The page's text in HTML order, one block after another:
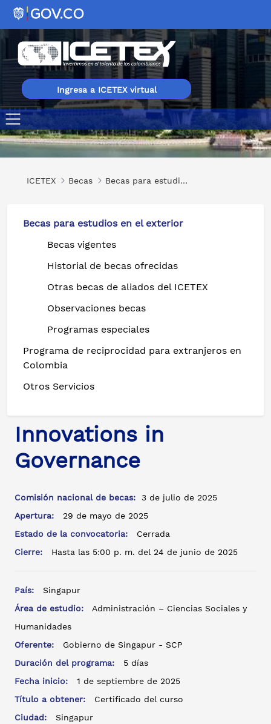
Ingresa a ICETEX virtual
Innovations in Governance
ICETEX Becas Becas para estudios en el exterior
Becas para estudios en el exterior
Becas vigentes
Historial de becas ofrecidas
Otras becas de aliados del ICETEX
Observaciones becas
Programas especiales
Programa de reciprocidad para extranjeros en
Colombia
Otros Servicios
Innovations in
Governance
Comisión nacional de becas: 3 de julio de 2025
Apertura:
29 de mayo de 2025
Estado de la convocatoria:
Cerrada
Cierre:
Hasta las 5:00 p. m. del 24 de junio de 2025
País:
Singapur
Área de estudio:
Administración – Ciencias Sociales y
Humanidades
Oferente:
Gobierno de Singapur - SCP
Duración del programa:
5 días
Fecha inicio:
1 de septiembre de 2025
Título a obtener:
Certificado del curso
Ciudad:
Singapur